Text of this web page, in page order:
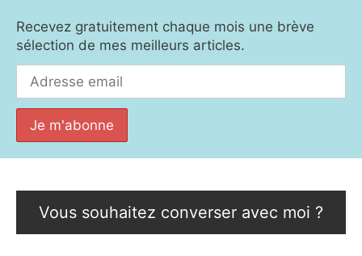
Recevez gratuitement chaque mois une brève
sélection de mes meilleurs articles.
Vous souhaitez converser avec moi ?